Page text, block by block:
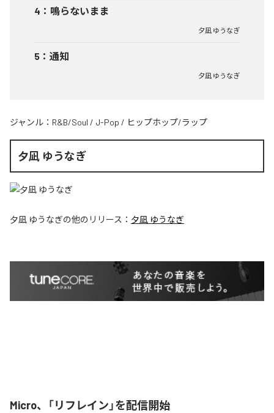
4 ： 鳴らないまま
夕凪 ゆうなぎ
5 ： 通知
夕凪 ゆうなぎ
ジャンル： R&B/Soul / J-Pop / ヒップホップ/ラップ
夕凪 ゆうなぎ
夕凪 ゆうなぎの他のリリース： 夕凪 ゆうなぎ
Micro、「リフレイン」を配信開始